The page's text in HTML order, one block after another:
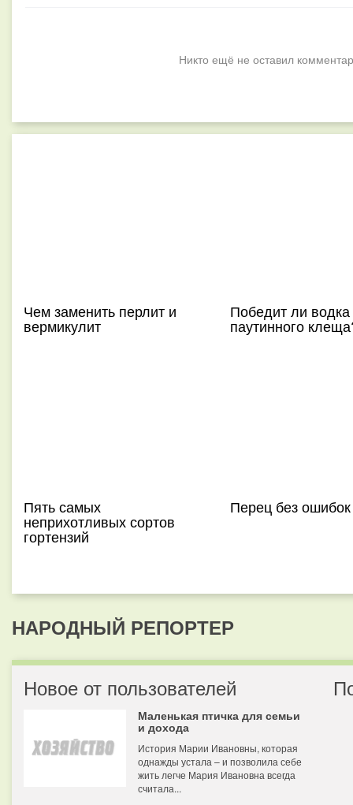
Никто ещё не оставил
Чем заменить перлит и
вермикулит
Победит ли водка
паутинного
Пять самых
неприхотливых сортов
гортензий
Перец без ошибок
НАРОДНЫЙ РЕПОРТЕР
Новое от пользователей
Маленькая птичка для семьи
и дохода
История Марии Ивановны, которая
однажды устала – и позволила себе
жить легче Мария Ивановна всегда
считала...